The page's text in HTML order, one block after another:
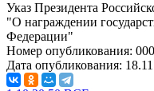
Указ Президента
"О награждении
Федерации"
Номер опубликования:
Дата опубликования: